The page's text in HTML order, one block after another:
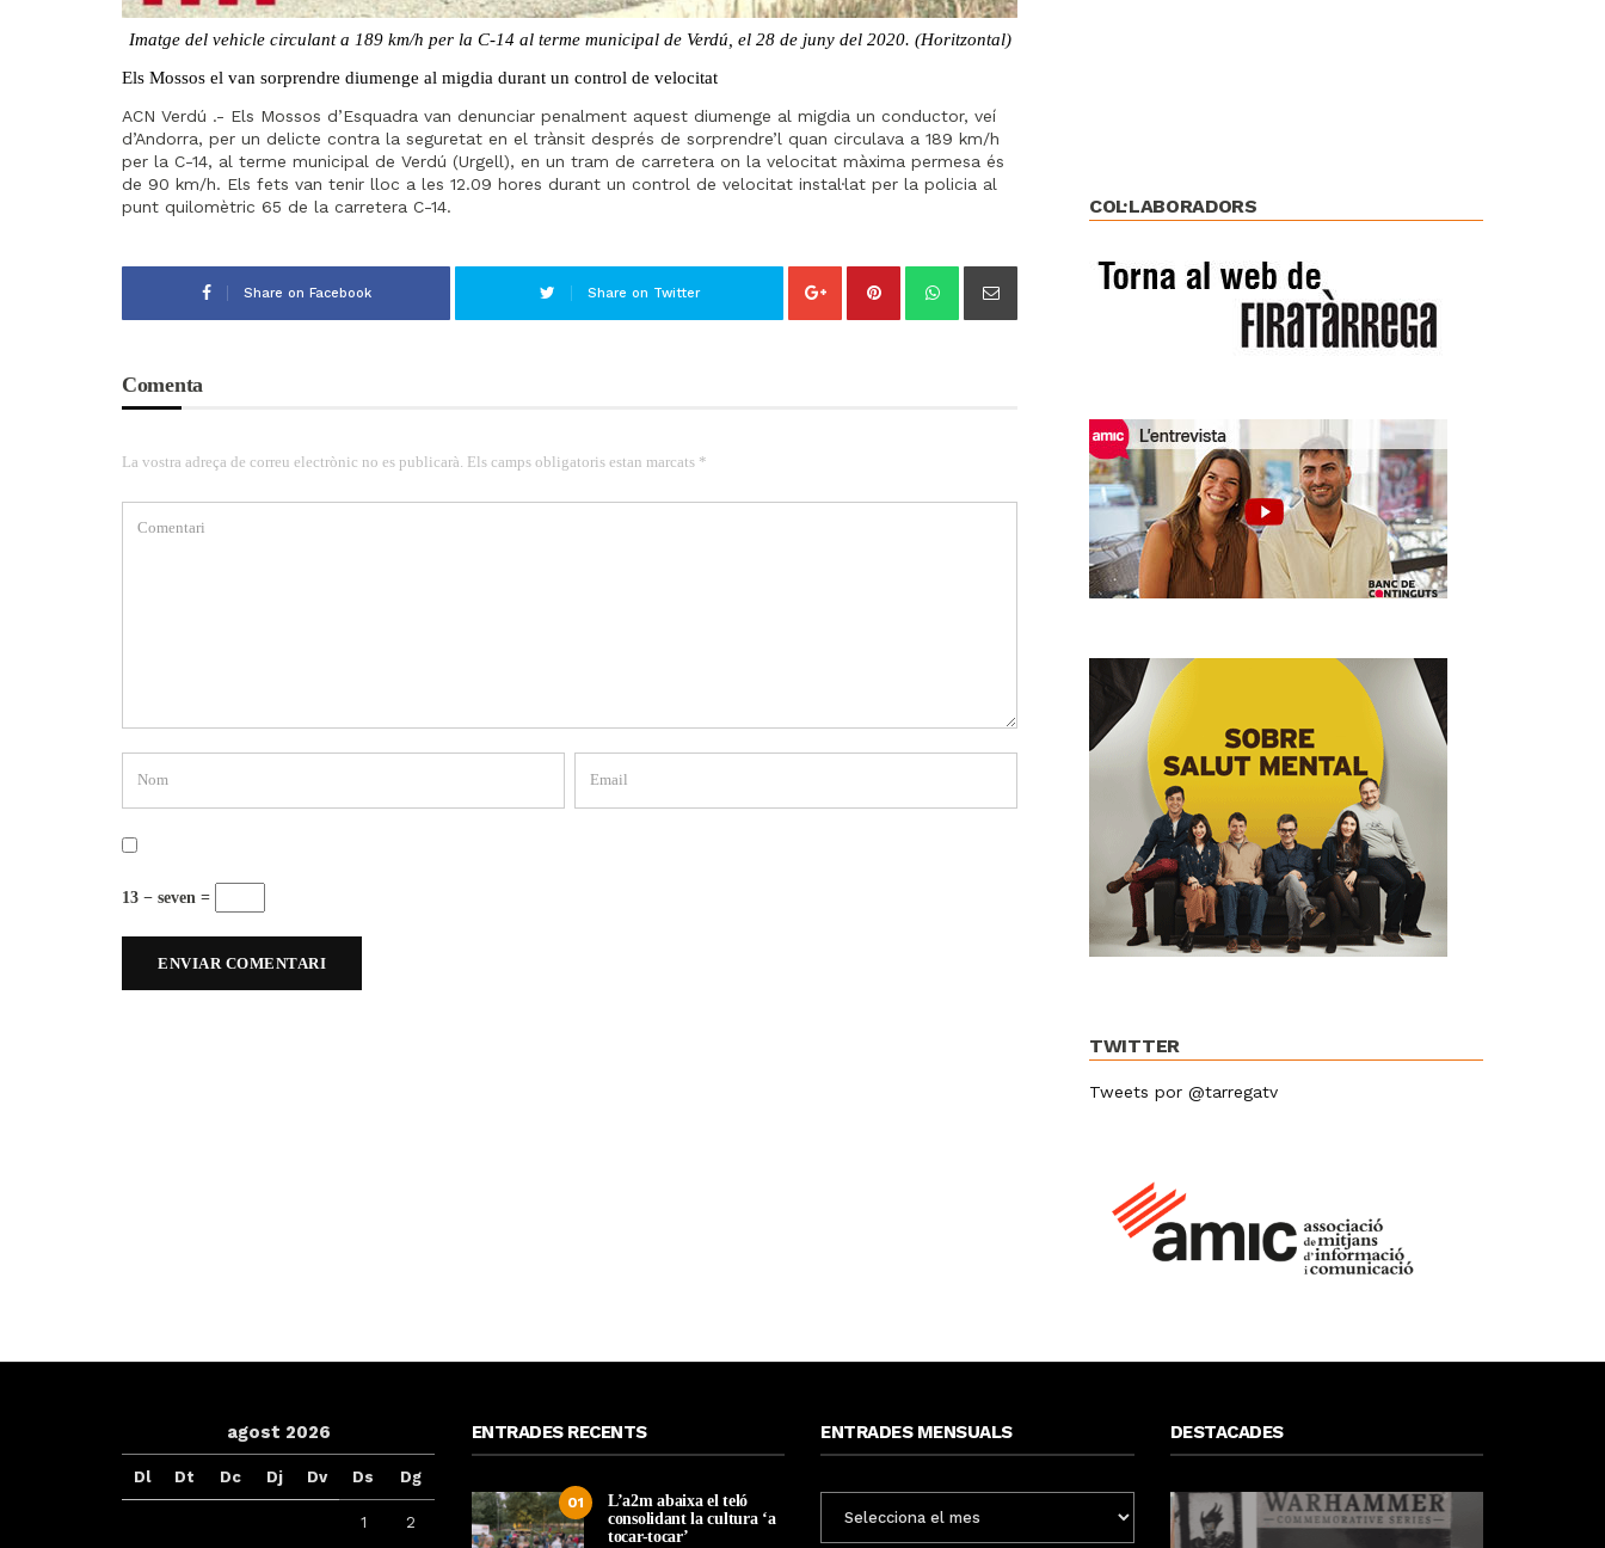
Imatge del vehicle circulant a 189 km/h per la C-14 al terme municipal de Verdú, el 28 de juny del 2020. (Horitzontal)
Els Mossos el van sorprendre diumenge al migdia durant un control de velocitat
ACN Verdú .- Els Mossos d’Esquadra van denunciar penalment aquest diumenge al migdia un conductor, veí
d’Andorra, per un delicte contra la seguretat en el trànsit després de sorprendre’l quan circulava a 189 km/h
per la C-14, al terme municipal de Verdú (Urgell), en un tram de carretera on la velocitat màxima permesa és
de 90 km/h. Els fets van tenir lloc a les 12.09 hores durant un control de velocitat instal·lat per la policia al
punt quilomètric 65 de la carretera C-14.
Share on Facebook Share on Twitter
Comenta
La vostra adreça de correu electrònic no es publicarà. Els camps obligatoris estan marcats *
13 − seven =
COL·LABORADORS
TWITTER
Tweets por @tarregatv
agost 2026
Dl Dt Dc Dj Dv Ds Dg
1 2
ENTRADES RECENTS
01
L’a2m abaixa el teló
consolidant la cultura ‘a
tocar-tocar’
ENTRADES MENSUALS
MENSUALS
DESTACADES